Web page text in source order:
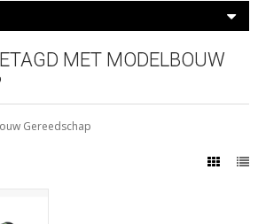
MET MODELBOUW
Gereedschap